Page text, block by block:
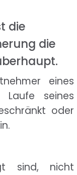
die
die
eines
Laufe seines
oder
sind, nicht